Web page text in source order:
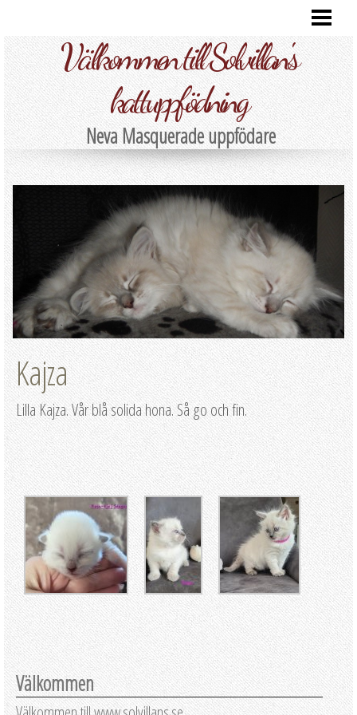
VÅRA KATTER
FOTO
KULLAR
INFORMATION
KONTAKT
Välkommen till Solvillan's
kattuppfödning
Neva Masquerade uppfödare
Kajza
Lilla Kajza. Vår blå solida hona. Så go och fin.
Välkommen